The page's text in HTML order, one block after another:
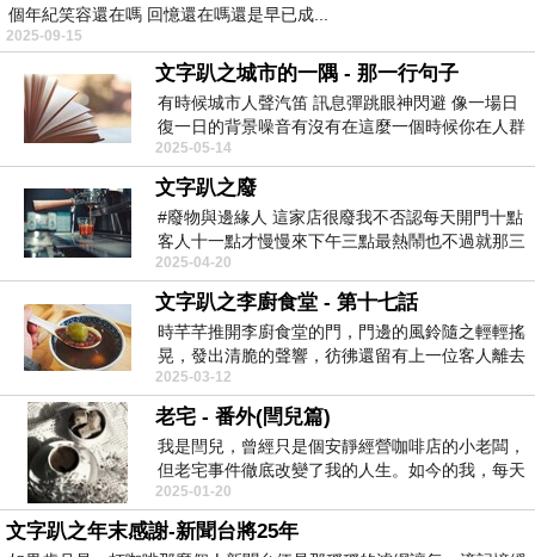
個年紀笑容還在嗎 回憶還在嗎還是早已成...
2025-09-15
文字趴之城市的一隅 - 那一行句子
有時候城市人聲汽笛 訊息彈跳眼神閃避 像一場日
復一日的背景噪音有沒有在這麼一個時候你在人群
裡穿行 完...
2025-05-14
文字趴之廢
#廢物與邊緣人 這家店很廢我不否認每天開門十點
客人十一點才慢慢來下午三點最熱鬧也不過就那三
張桌子坐...
2025-04-20
文字趴之李廚食堂 - 第十七話
時芊芊推開李廚食堂的門，門邊的風鈴隨之輕輕搖
晃，發出清脆的聲響，彷彿還留有上一位客人離去
時的餘韻。 ...
2025-03-12
老宅 - 番外(閆兒篇)
我是閆兒，曾經只是個安靜經營咖啡店的小老闆，
但老宅事件徹底改變了我的人生。如今的我，每天
都努力保持笑...
2025-01-20
文字趴之年末感謝-新聞台將25年